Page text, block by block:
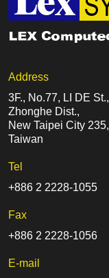
Address
3F., No.77, LI DE St.,
Zhonghe Dist.,
New Taipei City 235,
Taiwan
Tel
+886 2 2228-1055
Fax
+886 2 2228-1056
E-mail